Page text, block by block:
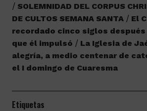
SOLEMNIDAD DEL CORPUS
DE CULTOS SEMANA SANTA
El
recordado cinco siglos
que él impulsó
La Iglesia de
alegría, a medio centenar de
el I domingo de Cuaresma
Etiquetas